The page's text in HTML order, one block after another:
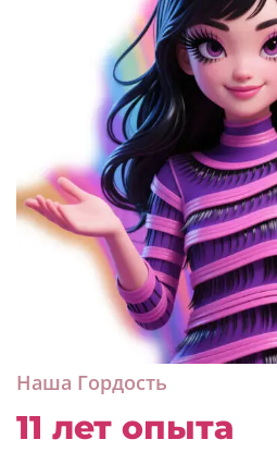
Наша Гордость
11 лет опыта